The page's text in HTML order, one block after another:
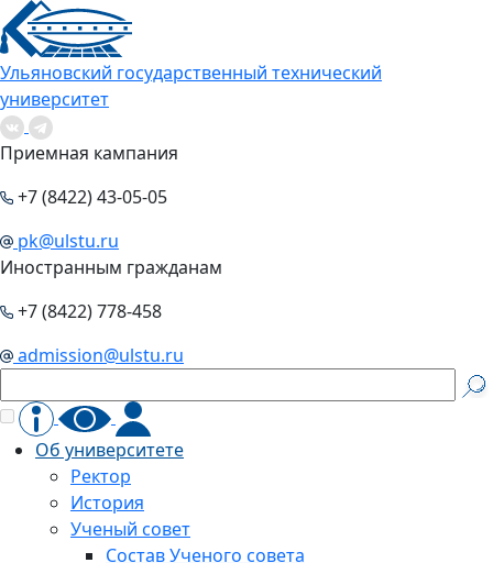
Ульяновский государственный технический
университет
Приемная кампания
+7 (8422) 43-05-05
pk@ulstu.ru
Иностранным гражданам
+7 (8422) 778-458
admission@ulstu.ru
Об университете
Ректор
История
Ученый совет
Состав Ученого совета